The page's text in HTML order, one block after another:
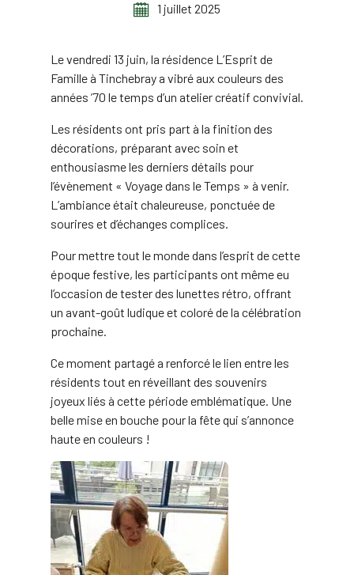
1 juillet 2025
Le vendredi 13 juin, la résidence L’Esprit de
Famille à Tinchebray a vibré aux couleurs des
années ’70 le temps d’un atelier créatif convivial.
Les résidents ont pris part à la finition des
décorations, préparant avec soin et
enthousiasme les derniers détails pour
l’évènement « Voyage dans le Temps » à venir.
L’ambiance était chaleureuse, ponctuée de
sourires et d’échanges complices.
Pour mettre tout le monde dans l’esprit de cette
époque festive, les participants ont même eu
l’occasion de tester des lunettes rétro, offrant
un avant-goût ludique et coloré de la célébration
prochaine.
Ce moment partagé a renforcé le lien entre les
résidents tout en réveillant des souvenirs
joyeux liés à cette période emblématique. Une
belle mise en bouche pour la fête qui s’annonce
haute en couleurs !